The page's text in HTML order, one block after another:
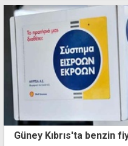
Güney Kıbrıs'ta benzin